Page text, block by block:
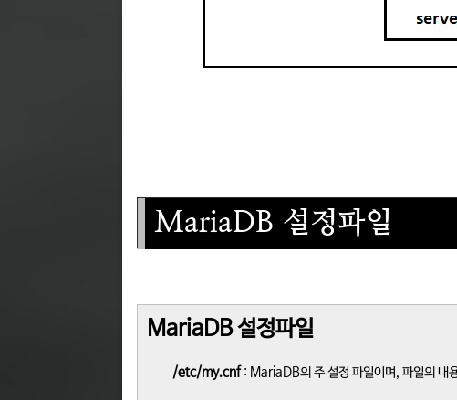
MariaDB 설정파일
MariaDB 설정파일
/etc/my.cnf: MariaDB의 주 설정 파일이며, 파일의